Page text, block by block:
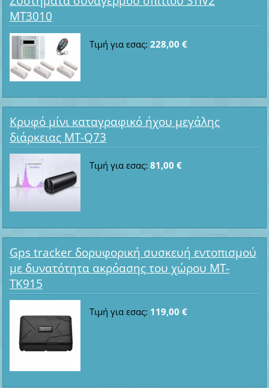
MT3010
Τιμή για εσας: 228,00 €
Κρυφό μίνι καταγραφικό ήχου μεγάλης
διάρκειας MT-Q73
Τιμή για εσας: 81,00 €
Gps tracker δορυφορική συσκευή εντοπισμού
με δυνατότητα ακρόασης του χώρου MT-
TK915
Τιμή για εσας: 119,00 €